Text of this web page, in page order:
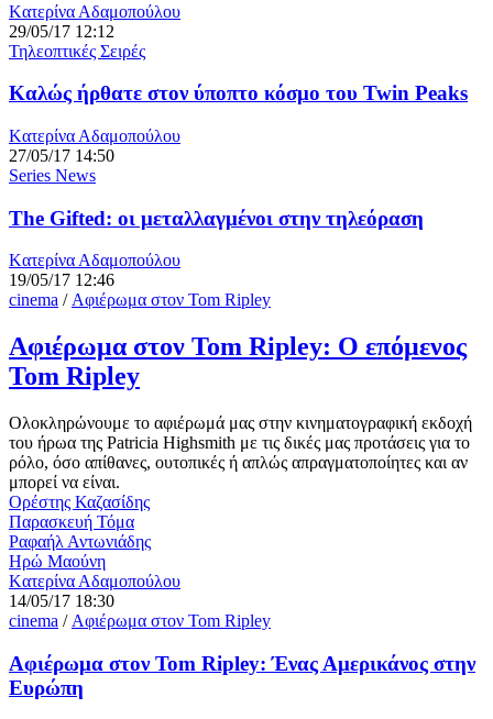
Kατερίνα Αδαμοπούλου
29/05/17 12:12
Τηλεοπτικές Σειρές
Καλώς ήρθατε στον ύποπτο κόσμο του Twin Peaks
Kατερίνα Αδαμοπούλου
27/05/17 14:50
Series News
The Gifted: οι μεταλλαγμένοι στην τηλεόραση
Kατερίνα Αδαμοπούλου
19/05/17 12:46
cinema /Αφιέρωμα στον Tom Ripley
Αφιέρωμα στον Tom Ripley: Ο επόμενος
Tom Ripley
Ολοκληρώνουμε το αφιέρωμά μας στην κινηματογραφική εκδοχή
του ήρωα της Patricia Highsmith με τις δικές μας προτάσεις για το
ρόλο, όσο απίθανες, ουτοπικές ή απλώς απραγματοποίητες και αν
μπορεί να είναι.
Ορέστης Καζασίδης
Παρασκευή Τόμα
Ραφαήλ Αντωνιάδης
Ηρώ Μαούνη
Kατερίνα Αδαμοπούλου
14/05/17 18:30
cinema / Αφιέρωμα στον Tom Ripley
Αφιέρωμα στον Tom Ripley: Ένας Αμερικάνος στην
Ευρώπη